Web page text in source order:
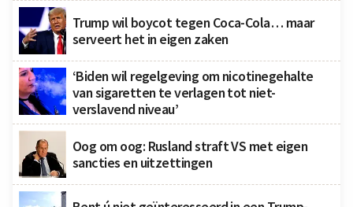
Trump wil boycot tegen Coca-Cola… maar
serveert het in eigen zaken
‘Biden wil regelgeving om nicotinegehalte
van sigaretten te verlagen tot niet-
verslavend niveau’
Oog om oog: Rusland straft VS met eigen
sancties en uitzettingen